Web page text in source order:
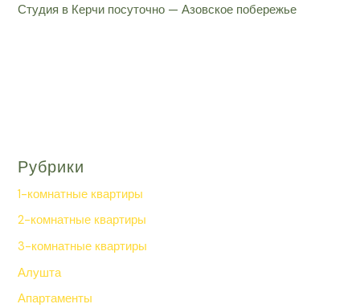
Студия в Керчи посуточно — Азовское побережье
Рубрики
1-комнатные квартиры
2-комнатные квартиры
3-комнатные квартиры
Алушта
Апартаменты